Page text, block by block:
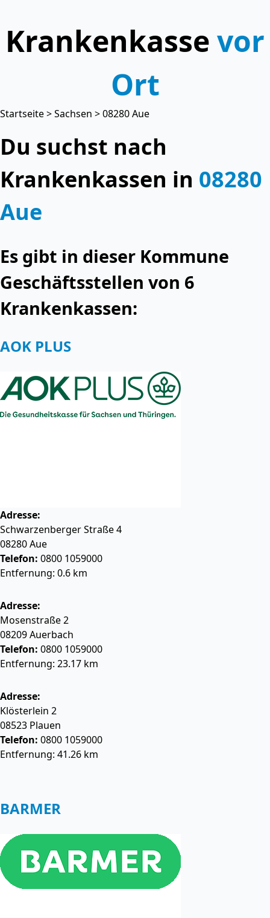
Krankenkasse vor
Ort
Startseite>Sachsen > 08280 Aue
Du suchst nach
Krankenkassen in 08280
Aue
Es gibt in dieser Kommune
Geschäftsstellen von 6
Krankenkassen:
AOK PLUS
Adresse:
Schwarzenberger Straße 4
08280Aue
Telefon: 0800 1059000
Entfernung: 0.6 km
Adresse:
Mosenstraße 2
08209Auerbach
Telefon: 0800 1059000
Entfernung: 23.17 km
Adresse:
Klösterlein 2
08523 Plauen
Telefon: 0800 1059000
Entfernung: 41.26 km
BARMER